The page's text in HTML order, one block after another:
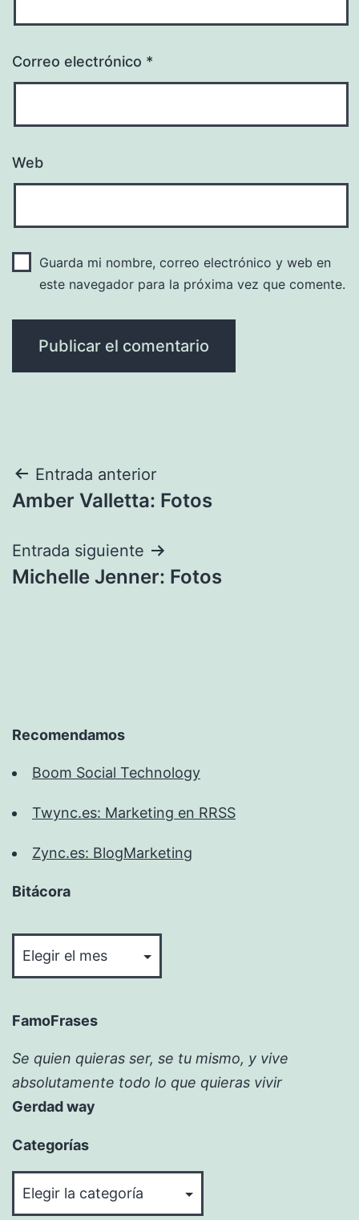
Correo electrónico *
Web
Guarda mi nombre, correo electrónico y web en
este navegador para la próxima vez que comente.
Navegación
de
entradas
Entrada anterior
Amber Valletta: Fotos
Entrada siguiente
Michelle Jenner: Fotos
Recomendamos
Boom Social Technology
Twync.es: Marketing en RRSS
Zync.es: BlogMarketing
Bitácora
FamoFrases
Se quien quieras ser, se tu mismo, y vive
absolutamente todo lo que quieras vivir
Gerdad way
Categorías